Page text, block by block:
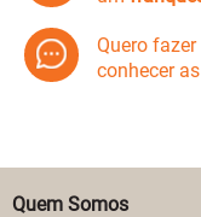
Quero
conhecer
Quem Somos